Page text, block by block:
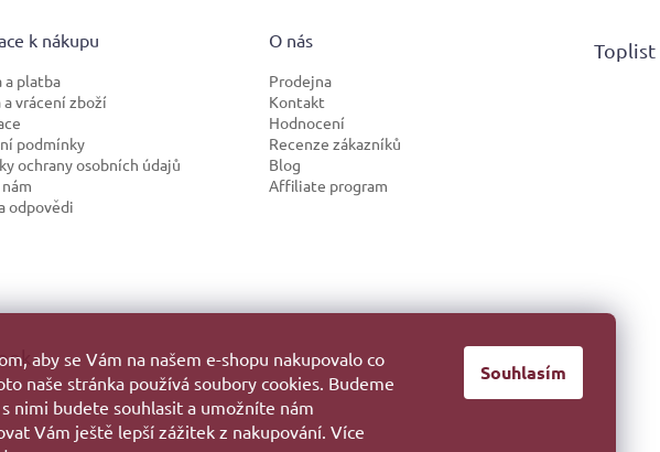
aby se Vám na našem e-shopu nakupovalo co
naše stránka používá soubory cookies. Budeme
nimi budete souhlasit a umožníte nám
Vám ještě lepší zážitek z nakupování. Více
Souhlasím
k nákupu
a platba
a vrácení zboží
podmínky
ochrany osobních údajů
odpovědi
O nás
Prodejna
Kontakt
Hodnocení
Recenze zákazníků
Blog
Affiliate program
Toplist